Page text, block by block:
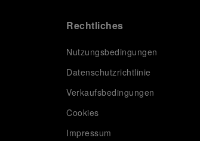
Rechtliches
Nutzungsbedingungen
Datenschutzrichtlinie
Verkaufsbedingungen
Cookies
Impressum